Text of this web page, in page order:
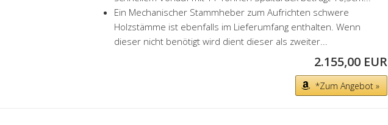
Ein Mechanischer Stammheber zum Aufrichten schwere
Holzstämme ist ebenfalls im Lieferumfang enthalten. Wenn
dieser nicht benötigt wird dient dieser als zweiter...
2.155,00 EUR
*Zum Angebot »